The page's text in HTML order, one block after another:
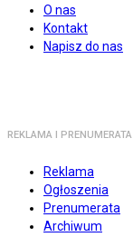
O nas
Kontakt
Napisz do nas
REKLAMA I PRENUMERATA
Reklama
Ogłoszenia
Prenumerata
Archiwum